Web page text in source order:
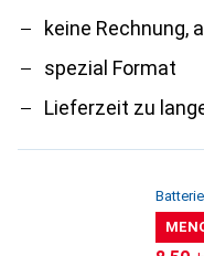
keine Rechnung,
spezial Format
Lieferzeit zu